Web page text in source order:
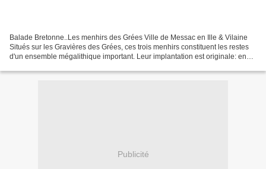
Balade Bretonne..Les menhirs des Grées Ville de Messac en Ille & Vilaine
Situés sur les Gravières des Grées, ces trois menhirs constituent les restes
d'un ensemble mégalithique important. Leur implantation est originale: en
Publicité